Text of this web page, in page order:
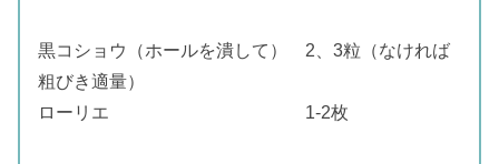
黒コショウ（ホールを潰して） 2、3粒（なければ
粗びき適量）
ローリエ 1-2枚